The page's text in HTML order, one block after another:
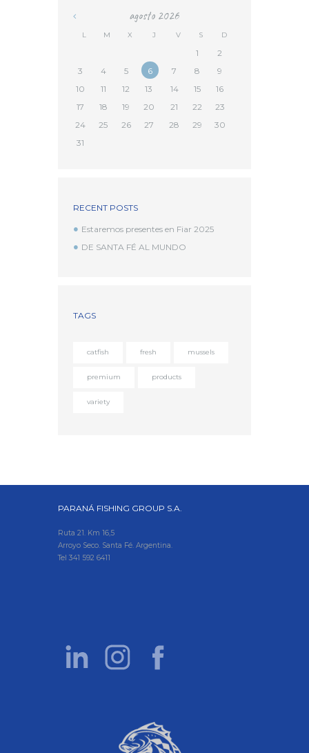
agosto 2026
L M X J V S D
1
2
3
4 5 6 7 8
9
10
11 12 13 14 15
16
17
18 19 20 21 22
23
24
25 26 27 28 29
30
31
RECENT POSTS
Estaremos presentes en Fiar 2025
DE SANTA FÉ AL MUNDO
TAGS
catfish fresh mussels
premium products
variety
PARANÁ FISHING GROUP S.A.
Ruta 21. Km 16,5
Arroyo Seco. Santa Fé. Argentina.
Tel 341 592 6411